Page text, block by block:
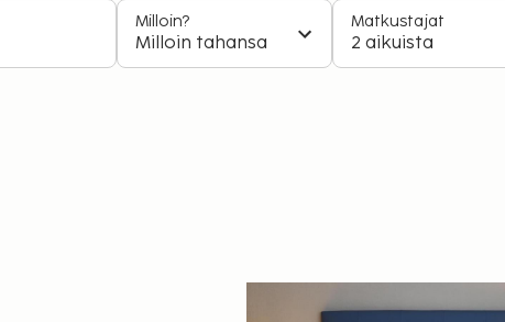
Milloin?
Milloin tahansa
Matkustajat
2 aikuista